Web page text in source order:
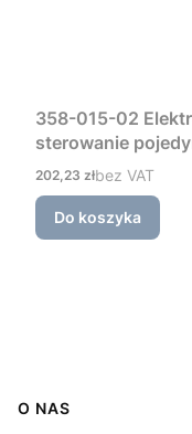
358-015-02
sterowanie
3 Camozzi
Cena
202,23 złbez VAT
Do koszyka
Linki w stopce
O NAS